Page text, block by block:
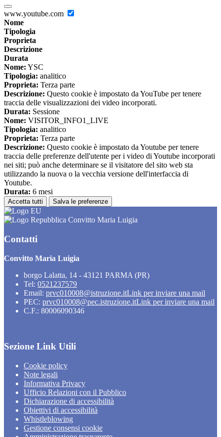
www.youtube.com
Nome
Tipologia
Proprieta
Descrizione
Durata
Nome: YSC
Tipologia: analitico
Proprieta: Terza parte
Descrizione: Questo cookie è impostato da YouTube per tenere
traccia delle visualizzazioni dei video incorporati.
Durata: Sessione
Nome: VISITOR_INFO1_LIVE
Tipologia: analitico
Proprieta: Terza parte
Descrizione: Questo cookie è impostato da Youtube per tenere
traccia delle preferenze dell'utente per i video di Youtube incorporati
nei siti; può anche determinare se il visitatore del sito web sta
utilizzando la nuova o la vecchia versione dell'interfaccia di
Youtube.
Durata: 6 mesi
Accetta tutti Salva le preferenze
Convitto Maria Luigia
Contatti
Convitto Maria Luigia
borgo Lalatta, 14 - 43121 PARMA (PR)
Tel: 0521237579
Email: prvc010008@istruzione.itLink per inviare una mail
PEC: prvc010008@pec.istruzione.itLink per inviare una mail
C.F.: 80006090346
Sezione Link Utili
Cookie policy
Note legali
Informativa Privacy
Ufficio Relazioni con il Pubblico
Dichiarazione di accessibilità
Obiettivi di accessibilità
Whistleblowing
Gestione consensi cookie